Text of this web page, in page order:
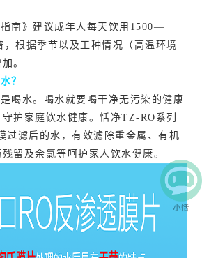
指南》建议成年人每天饮用1500—
，根据季节以及工种情况（高温环境
。
？
喝水。喝水就要喝干净无污染的健康
守护家庭饮水健康。恬净TZ-RO系列
过滤后的水，有效滤除重金属、有机
留及余氯等呵护家人饮水健康。